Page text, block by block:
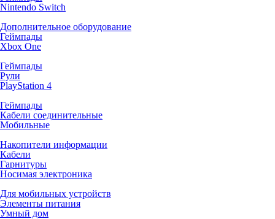
Nintendo Switch
Дополнительное оборудование
Геймпады
Xbox One
Геймпады
Рули
PlayStation 4
Геймпады
Кабели соединительные
Мобильные
Накопители информации
Кабели
Гарнитуры
Носимая электроника
Для мобильных устройств
Элементы питания
Умный дом